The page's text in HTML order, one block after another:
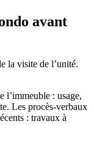
avant
la visite de l’unité.
l’immeuble : usage,
Les procès-verbaux
: travaux à